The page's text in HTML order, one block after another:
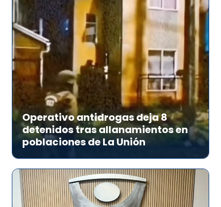
Operativo antidrogas deja 8
detenidos tras allanamientos en
poblaciones de La Unión